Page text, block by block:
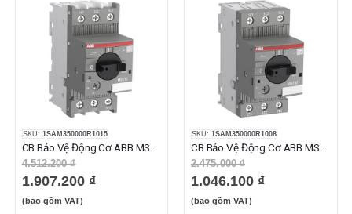
SKU: 1SAM350000R1015
4.512.200 ₫
1.907.200 ₫
(bao gồm VAT)
SKU: 1SAM350000R1008
2.475.000 ₫
1.046.100 ₫
(bao gồm VAT)